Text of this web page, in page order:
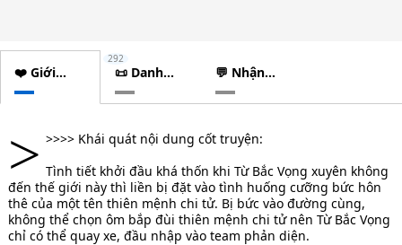
❤️ Giới
thiệu
📜 Danh
sách
chương
292
💬 Nhận
xét
> >>>> Khái quát nội dung cốt truyện:
Tình tiết khởi đầu khá thốn khi Từ Bắc Vọng xuyên không
đến thế giới này thì liền bị đặt vào tình huống cưỡng bức hôn
thê của một tên thiên mệnh chi tử. Bị bức vào đường cùng,
không thể chọn ôm bắp đùi thiên mệnh chi tử nên Từ Bắc Vọng
chỉ có thể quay xe, đầu nhập vào team phản diện.